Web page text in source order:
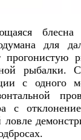
блесна
для
рыбалки.
с одного
с